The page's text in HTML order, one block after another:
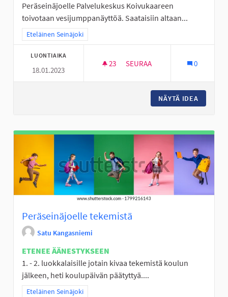
Peräseinäjoelle Palvelukeskus Koivukaareen
toivotaan vesijumppanäyttöä. Saataisiin altaan...
Rajaa tulokset teeman mukaan: Eteläinen Seinäjoki
Eteläinen Seinäjoki
LUONTIAIKA
18.01.2023
23 23 SEURAAJAA
SEURAA 0
NÄYTÄ IDEA
Peräseinäjoelle tekemistä
Satu Kangasniemi
ETENEE ÄÄNESTYKSEEN
1. - 2. luokkalaisille jotain kivaa tekemistä koulun
jälkeen, heti koulupäivän päätyttyä....
Rajaa tulokset teeman mukaan: Eteläinen Seinäjoki
Eteläinen Seinäjoki